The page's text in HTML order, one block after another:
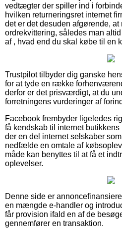
vedtægter der spiller ind i
hvilken returneringsret internet
det er det desuden afgørende,
ordrekvittering, således man
af , hvad end du skal købe til en
Trustpilot tilbyder dig ganske
for at tyde en række
derfor er det prisværdigt, at du
forretningens vurderinger af
Facebook frembyder ligeledes
få kendskab til internet
der en del internet selskaber
nedfælde en omtale af
måde kan benyttes til at få et
oplevelser.
Denne side er
en mængde e-handler og
får provision ifald en af de
gennemfører en transaktion.